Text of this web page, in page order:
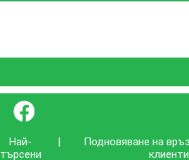
}
Най-
търсени
|
Подновяване на
клиенти